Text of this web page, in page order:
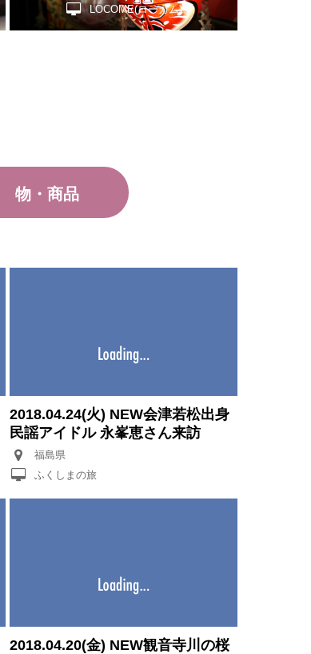
LOCOME(ローカム)
物・商品
2018.04.24(火) NEW会津若松出身
民謡アイドル 永峯恵さん来訪
福島県
ふくしまの旅
2018.04.20(金) NEW観音寺川の桜